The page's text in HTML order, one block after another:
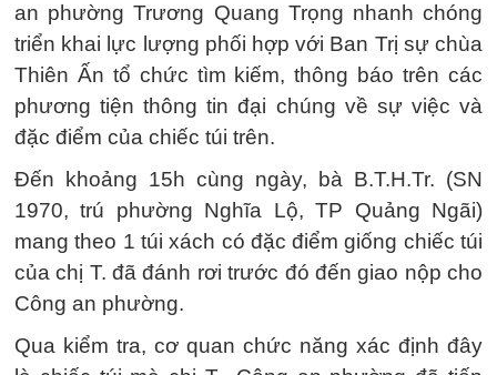
an phường Trương Quang Trọng nhanh chóng
triển khai lực lượng phối hợp với Ban Trị sự chùa
Thiên Ấn tổ chức tìm kiếm, thông báo trên các
phương tiện thông tin đại chúng về sự việc và
đặc điểm của chiếc túi trên.
Đến khoảng 15h cùng ngày, bà B.T.H.Tr. (SN
1970, trú phường Nghĩa Lộ, TP Quảng Ngãi)
mang theo 1 túi xách có đặc điểm giống chiếc túi
của chị T. đã đánh rơi trước đó đến giao nộp cho
Công an phường.
Qua kiểm tra, cơ quan chức năng xác định đây